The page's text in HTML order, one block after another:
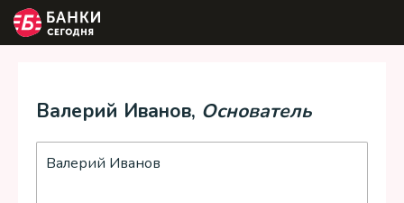
Валерий Иванов, Основатель
Валерий Иванов